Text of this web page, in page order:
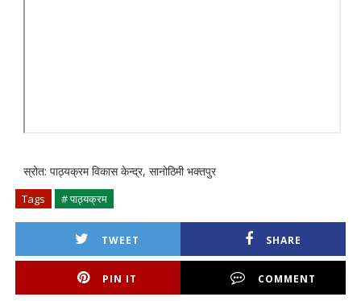
स्रोत: पाठ्यक्रम विकास केन्द्र, सानोठिमी भक्तपुर
Tags # पाठ्यक्रम
TWEET SHARE
PIN IT COMMENT